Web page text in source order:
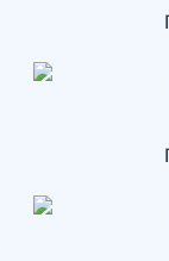
⁦₪139.00⁩
⁦₪139.00⁩